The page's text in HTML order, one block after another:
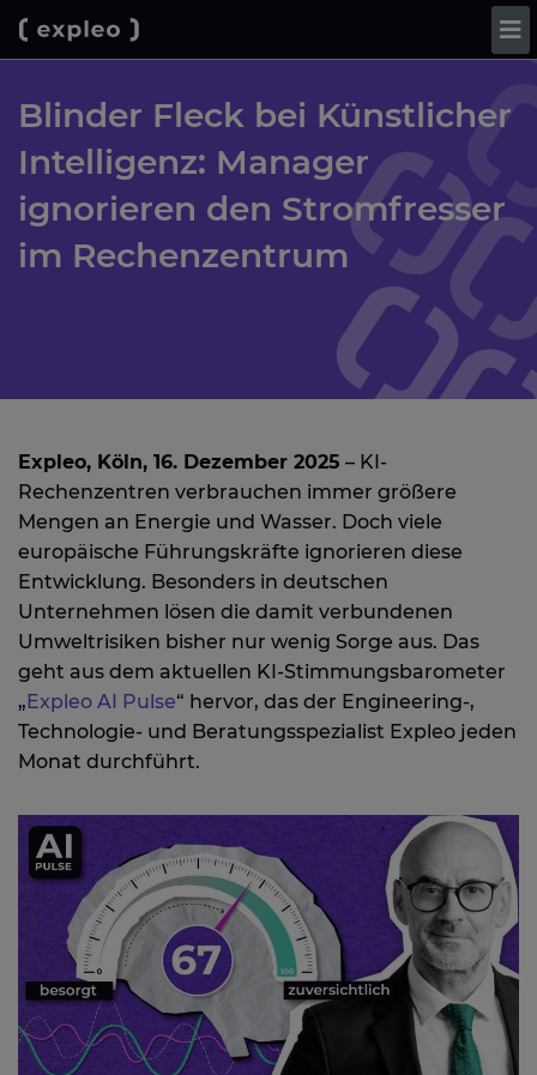
Blinder Fleck bei Künstlicher
Intelligenz: Manager
ignorieren den Stromfresser
im Rechenzentrum
Expleo, Köln, 16. Dezember 2025 – KI-
Rechenzentren verbrauchen immer größere
Mengen an Energie und Wasser. Doch viele
europäische Führungskräfte ignorieren diese
Entwicklung. Besonders in deutschen
Unternehmen lösen die damit verbundenen
Umweltrisiken bisher nur wenig Sorge aus. Das
geht aus dem aktuellen KI-Stimmungsbarometer
„Expleo AI Pulse“ hervor, das der Engineering-,
Technologie- und Beratungsspezialist Expleo jeden
Monat durchführt.